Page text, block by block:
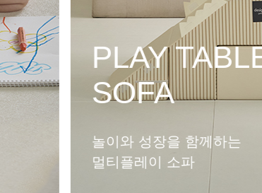
PLAY
MAT
다양한 변신이 가능한
멀티플레이 하우스 매트